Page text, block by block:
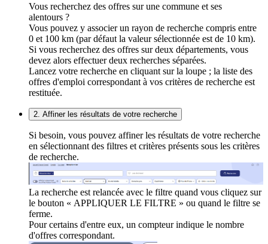
Vous recherchez des offres sur une commune et ses
alentours ?
Vous pouvez y associer un rayon de recherche compris entre
0 et 100 km (par défaut la valeur sélectionnée est de 10 km).
Si vous recherchez des offres sur deux départements, vous
devez alors effectuer deux recherches séparées.
Lancez votre recherche en cliquant sur la loupe ; la liste des
offres d'emploi correspondant à vos critères de recherche est
restituée.
2. Affiner les résultats de votre recherche
Si besoin, vous pouvez affiner les résultats de votre recherche
en sélectionnant des filtres et critères présents sous les critères
de recherche.
La recherche est relancée avec le filtre quand vous cliquez sur
le bouton « APPLIQUER LE FILTRE » ou quand le filtre se
ferme.
Pour certains d'entre eux, un compteur indique le nombre
d'offres correspondant.